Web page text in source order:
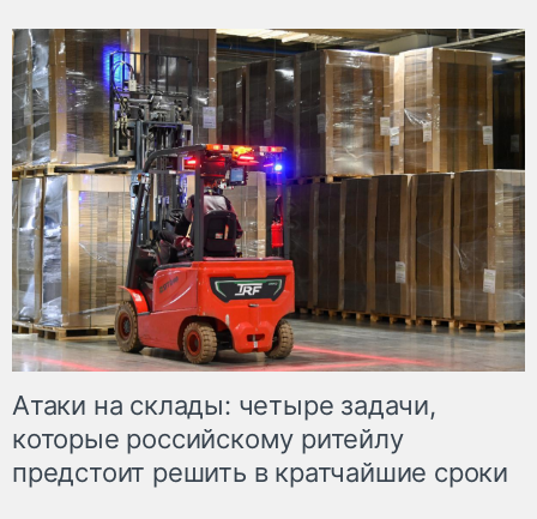
Атаки на склады: четыре задачи,
которые российскому ритейлу
предстоит решить в кратчайшие сроки